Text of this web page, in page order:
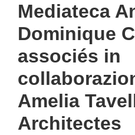
Mediateca
Dominique
associés in
Amelia
Architectes